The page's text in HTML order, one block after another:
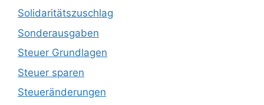
Solidaritätszuschlag
Sonderausgaben
Steuer Grundlagen
Steuer sparen
Steueränderungen